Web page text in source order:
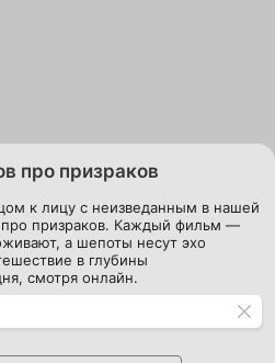
про призраков
к лицу с неизведанным в нашей
призраков. Каждый фильм —
а шепоты несут эхо
в глубины
смотря онлайн.